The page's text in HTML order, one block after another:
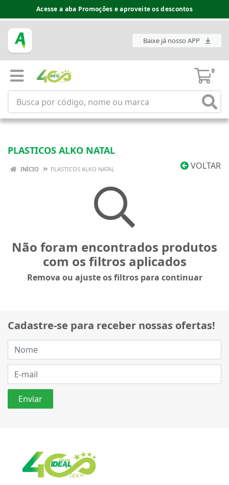
Acesse a aba Promoções e aproveite os descontos
Baixe já nosso APP
0
PLASTICOS ALKO NATAL
VOLTAR
INÍCIO PLASTICOS ALKO NATAL
Não foram encontrados produtos
com os filtros aplicados
Remova ou ajuste os filtros para continuar
Cadastre-se para receber nossas ofertas!